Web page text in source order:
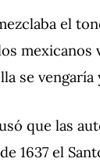
el
mexicanos
se
que las
1637 el